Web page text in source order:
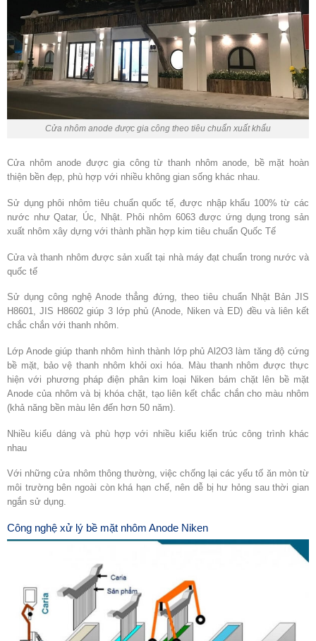
Cửa nhôm anode được gia công theo tiêu chuẩn xuất khẩu
Cửa nhôm anode được gia công từ thanh nhôm anode, bề mặt hoàn
thiện bền đẹp, phù hợp với nhiều không gian sống khác nhau.
Sử dụng phôi nhôm tiêu chuẩn quốc tế, được nhập khẩu 100% từ các
nước như Qatar, Úc, Nhật. Phôi nhôm 6063 được ứng dụng trong sản
xuất nhôm xây dựng với thành phần hợp kim tiêu chuẩn Quốc Tế
Cửa và thanh nhôm được sản xuất tại nhà máy đạt chuẩn trong nước và
quốc tế
Sử dụng công nghệ Anode thẳng đứng, theo tiêu chuẩn Nhật Bản JIS
H8601, JIS H8602 giúp 3 lớp phủ (Anode, Niken và ED) đều và liên kết
chắc chắn với thanh nhôm.
Lớp Anode giúp thanh nhôm hình thành lớp phủ Al 2O3làm tăng độ cứng
bề mặt, bảo vệ thanh nhôm khỏi oxi hóa. Màu thanh nhôm được thực
hiện với phương pháp điện phân kim loại Niken bám chặt lên bề mặt
Anode của nhôm và bị khóa chặt, tạo liên kết chắc chắn cho màu nhôm
(khả năng bền màu lên đến hơn 50 năm).
Nhiều kiểu dáng và phù hợp với nhiều kiểu kiến trúc công trình khác
nhau
Với những cửa nhôm thông thường, việc chống lại các yếu tố ăn mòn từ
môi trường bên ngoài còn khá hạn chế, nên dễ bị hư hỏng sau thời gian
ngắn sử dụng.
Công nghệ xử lý bề mặt nhôm Anode Niken